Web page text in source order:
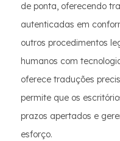
de ponta, oferecendo
autenticadas em
outros procedimentos
humanos com
oferece traduções
permite que os
prazos apertados e
esforço.